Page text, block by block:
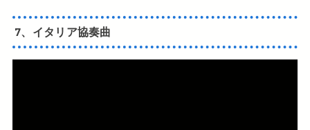
7、イタリア協奏曲